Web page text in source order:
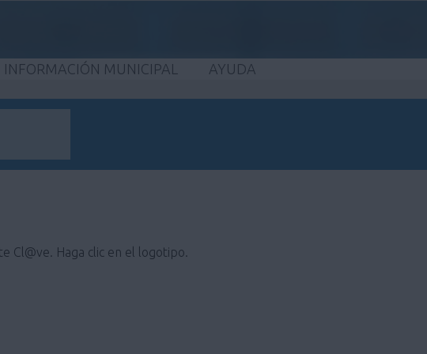
INFORMACIÓN MUNICIPAL AYUDA
Cl@ve. Haga clic en el logotipo.